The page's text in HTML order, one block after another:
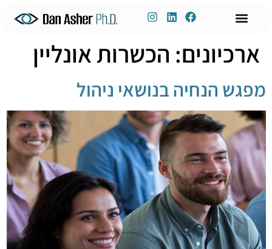
ארכיונים: הכשרות אונליין
מפגש הנחיה בנושאי ניהול